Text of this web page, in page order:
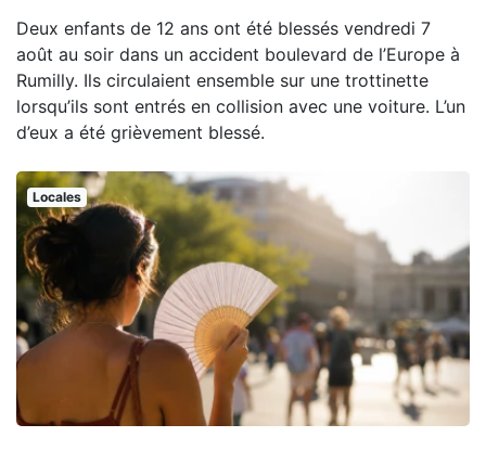
Deux enfants de 12 ans ont été blessés vendredi 7
août au soir dans un accident boulevard de l’Europe à
Rumilly. Ils circulaient ensemble sur une trottinette
lorsqu’ils sont entrés en collision avec une voiture. L’un
d’eux a été grièvement blessé.
Locales